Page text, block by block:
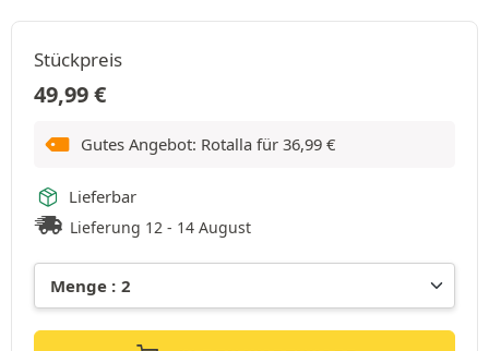
Stückpreis
49,99€
Gutes Angebot: Rotalla für 36,99 €
Lieferbar
Lieferung 12 - 14 August